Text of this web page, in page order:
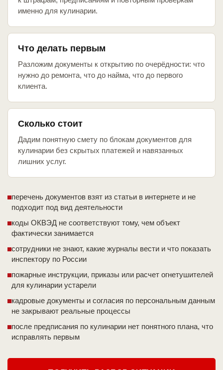
именно для кулинарии.
Что делать первым
Разложим документы к открытию по очерёдности: что
нужно до ремонта, что до найма, что до первого
клиента.
Сколько стоит
Дадим понятную смету по блокам документов для
кулинарии без скрытых платежей и навязанных
лишних услуг.
перечень документов взят из статьи в интернете и не
подходит под вид деятельности
коды ОКВЭД не соответствуют тому, чем объект
фактически занимается
сотрудники не знают, какие журналы вести и что показать
инспектору по России
пожарные инструкции, приказы или расчет огнетушителей
для кулинарии устарели
кадровые документы и согласия по персональным данным
не закрывают реальные процессы
после предписания по кулинарии нет понятного плана, что
исправлять первым